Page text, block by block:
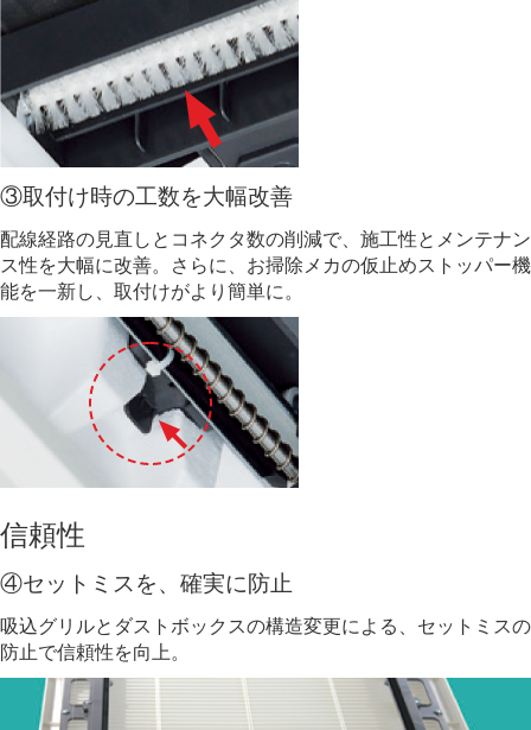
③取付け時の工数を大幅改善
配線経路の⾒直しとコネクタ数の削減で、施工性とメンテナン
ス性を大幅に改善。さらに、お掃除メカの仮止めストッパー機
能を⼀新し、取付けがより簡単に。
信頼性
④セットミスを、確実に防止
吸込グリルとダストボックスの構造変更による、セットミスの
防止で信頼性を向上。